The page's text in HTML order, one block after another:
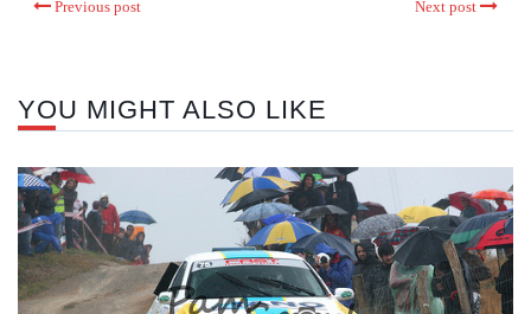
Previous post Next post
YOU MIGHT ALSO LIKE